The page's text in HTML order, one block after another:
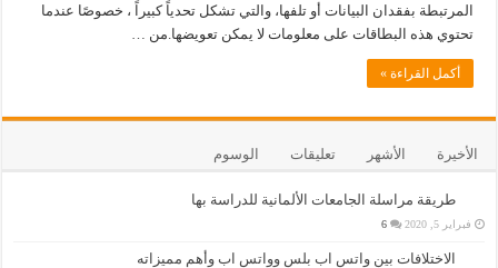
المرتبطة بفقدان البيانات أو تلفها، والتي تشكل تحدياً كبيراً ، خصوصًا عندما
تحتوي هذه البطاقات على معلومات لا يمكن تعويضها.من …
أكمل القراءة »
الأخيرة الأشهر تعليقات الوسوم
طريقة مراسلة الجامعات الألمانية للدراسة بها
فبراير 5, 2020 6
الاختلافات بين واتس اب بلس وواتس اب وأهم مميزاته